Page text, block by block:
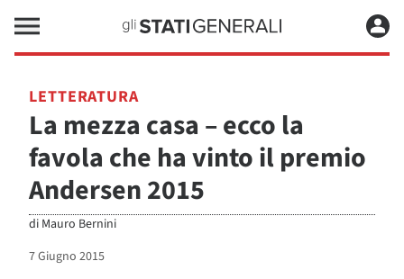
LETTERATURA
La mezza casa – ecco la
favola che ha vinto il premio
Andersen 2015
di Mauro Bernini
7 Giugno 2015